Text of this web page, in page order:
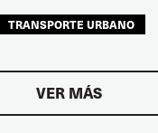
TRANSPORTE URBANO
VER MÁS